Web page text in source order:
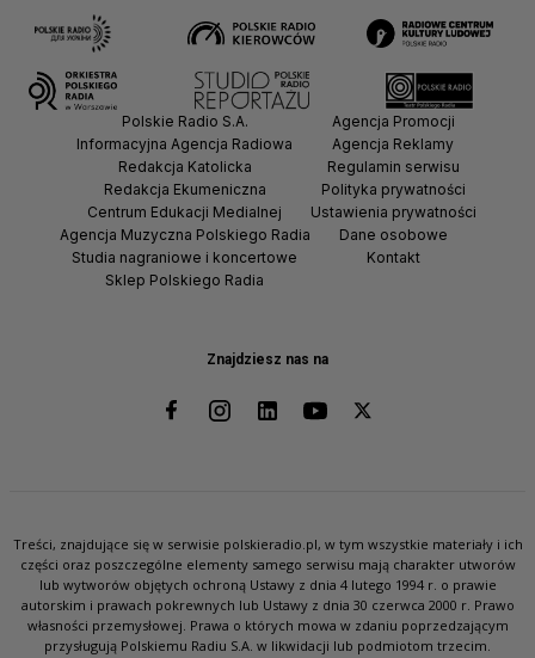
Znajdziesz nas na
Polskie Radio S.A.
Informacyjna Agencja Radiowa
Redakcja Katolicka
Redakcja Ekumeniczna
Centrum Edukacji Medialnej
Agencja Muzyczna Polskiego Radia
Studia nagraniowe i koncertowe
Sklep Polskiego Radia
Agencja Promocji
Agencja Reklamy
Regulamin serwisu
Polityka prywatności
Ustawienia prywatności
Dane osobowe
Kontakt
Treści, znajdujące się w serwisie polskieradio.pl, w tym wszystkie materiały i ich
części oraz poszczególne elementy samego serwisu mają charakter utworów
lub wytworów objętych ochroną Ustawy z dnia 4 lutego 1994 r. o prawie
autorskim i prawach pokrewnych lub Ustawy z dnia 30 czerwca 2000 r. Prawo
własności przemysłowej. Prawa o których mowa w zdaniu poprzedzającym
przysługują Polskiemu Radiu S.A. w likwidacji lub podmiotom trzecim.